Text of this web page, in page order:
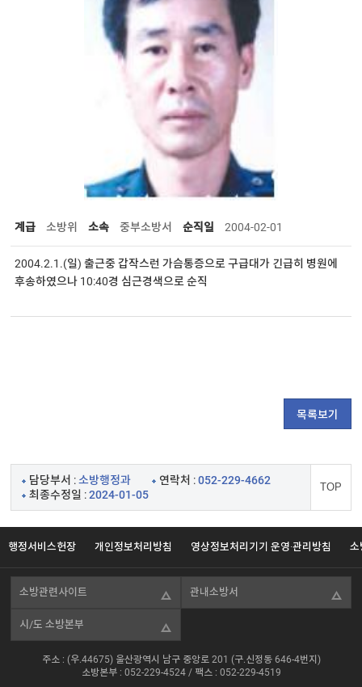
계급 소방위 소속 중부소방서 순직일 2004-02-01
2004.2.1.(일) 출근중 갑작스런 가슴통증으로 구급대가 긴급히 병원에
후송하였으나 10:40경 심근경색으로 순직
목록보기
담당부서 :소방행정과 연락처 :052-229-4662
최종수정일 :2024-01-05
TOP
행정서비스헌장 개인정보처리방침 영상정보처리기기 운영·관리방침 소
소방관련사이트 관내소방서
시/도 소방본부
주소 : (우.44675) 울산광역시 남구 중앙로 201 (구.신정동 646-4번지)
소방본부 : 052-229-4524/ 팩스 : 052-229-4519